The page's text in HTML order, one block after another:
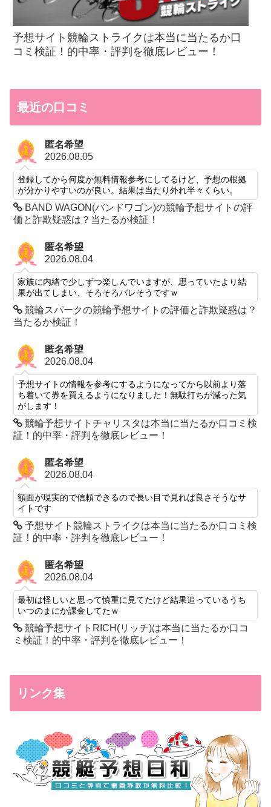
予想サイト競輪ストライクは本当に当たるか口
コミ検証！的中率・評判を徹底レビュー！
最近の口コミ
匿名希望
2026.08.05
登録してから何度か無料情報参考にしてるけど、予想の根拠
が分かりやすいのが良い。結果は当たり外れ半々くらい。
BAND WAGON(バンドワゴン)の競輪予想サイトの評
価と詐欺疑惑は？当たるか検証！
匿名希望
2026.08.04
家族に内緒で少しずつ楽しんでいますが、思っていたより結
果が出てしまい、そろそろバレそうですｗ
競輪スパークの競輪予想サイトの評価と詐欺疑惑は？
当たるか検証！
匿名希望
2026.08.04
予想サイトの情報を参考にするようになってから以前より落
ち着いて券を買えるようになりました！無駄打ちが減った気
がします！
競輪予想サイトチャリスタは本当に当たるか口コミ検
証！的中率・評判を徹底レビュー！
匿名希望
2026.08.04
額面が現実的で信頼できるので長い目で見れば良さそうなサ
イトです
予想サイト競輪ストライクは本当に当たるか口コミ検
証！的中率・評判を徹底レビュー！
匿名希望
2026.08.04
最初は怪しいと思って慎重に見てたけど結果追っているうち
いつのまにか課金してたｗ
競輪予想サイトRICH(リッチ)は本当に当たるか口コ
ミ検証！的中率・評判を徹底レビュー！
リンク集